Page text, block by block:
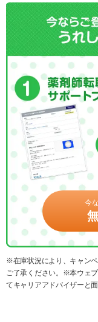
今
※在庫状況により、キャン
ご了承ください。※本ウェ
てキャリアアドバイザーと